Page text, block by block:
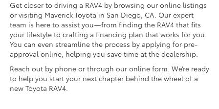
Get closer to driving a RAV4 by browsing our online listings
or visiting Maverick Toyota in San Diego, CA. Our expert
team is here to assist you—from finding the RAV4 that fits
your lifestyle to crafting a financing plan that works for you.
You can even streamline the process by applying for pre-
approval online, helping you save time at the dealership.
Reach out by phone or through our online form. We’re ready
to help you start your next chapter behind the wheel of a
new Toyota RAV4.